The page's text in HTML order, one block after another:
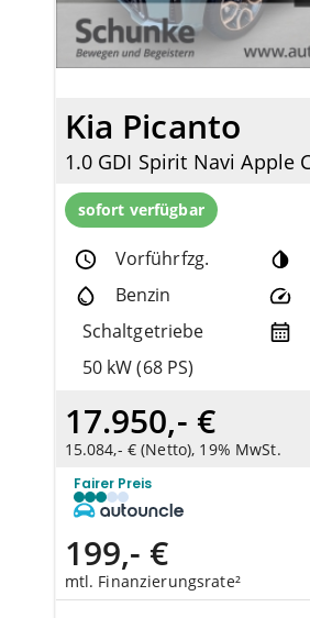
Kia Picanto
sofort verfügbar
Vorführfzg.
Benzin
Schaltgetriebe
50 kW (68 PS)
17.950,- €
15.084,- € (Netto), 19% MwSt.
Fairer Preis
199,- €
mtl. Finanzierungsrate²